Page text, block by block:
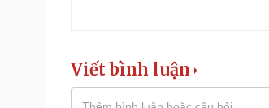
Viết bình luận